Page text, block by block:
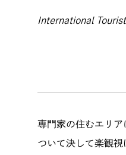
International
専門家の住むエリ
ついて決して楽観